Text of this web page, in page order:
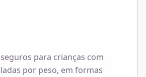
para crianças com
por peso, em formas